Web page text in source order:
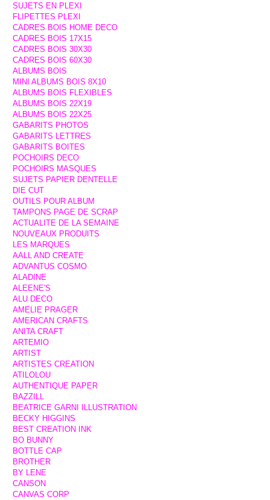
SUJETS EN PLEXI
FLIPETTES PLEXI
CADRES BOIS HOME DECO
CADRES BOIS 17X15
CADRES BOIS 30X30
CADRES BOIS 60X30
ALBUMS BOIS
MINI ALBUMS BOIS 8X10
ALBUMS BOIS FLEXIBLES
ALBUMS BOIS 22X19
ALBUMS BOIS 22X25
GABARITS PHOTOS
GABARITS LETTRES
GABARITS BOITES
POCHOIRS DECO
POCHOIRS MASQUES
SUJETS PAPIER DENTELLE
DIE CUT
OUTILS POUR ALBUM
TAMPONS PAGE DE SCRAP
ACTUALITE DE LA SEMAINE
NOUVEAUX PRODUITS
LES MARQUES
AALL AND CREATE
ADVANTUS COSMO
ALADINE
ALEENE'S
ALU DECO
AMELIE PRAGER
AMERICAN CRAFTS
ANITA CRAFT
ARTEMIO
ARTIST
ARTISTES CREATION
ATILOLOU
AUTHENTIQUE PAPER
BAZZILL
BEATRICE GARNI ILLUSTRATION
BECKY HIGGINS
BEST CREATION INK
BO BUNNY
BOTTLE CAP
BROTHER
BY LENE
CANSON
CANVAS CORP